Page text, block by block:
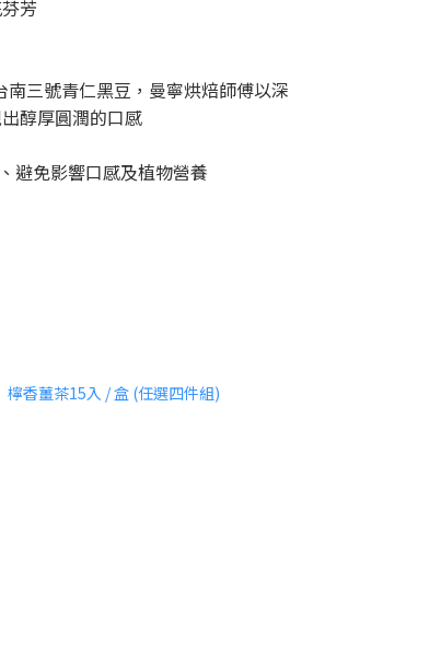
芳
三號青仁黑豆，曼寧烘焙師傅以深
醇厚圓潤的口感
避免影響口感及植物營養